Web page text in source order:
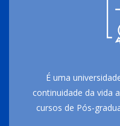
É uma
continuidade da vida
cursos de Pós-